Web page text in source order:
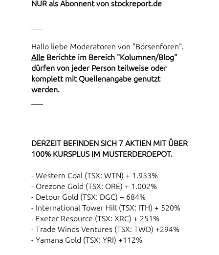
NUR als Abonnent von stockreport.de
Hallo liebe Moderatoren von "Börsenforen".
Alle Berichte im Bereich "Kolumnen/Blog"
dürfen von jeder Person teilweise oder
komplett mit Quellenangabe genutzt
werden.
DERZEIT BEFINDEN SICH 7 AKTIEN MIT ÜBER
100% KURSPLUS IM MUSTERDERDEPOT.
- Western Coal (TSX: WTN) + 1.953%
- Orezone Gold (TSX: ORE) + 1.002%
- Detour Gold (TSX: DGC) + 684%
- International Tower Hill (TSX: ITH) + 520%
- Exeter Resource (TSX: XRC) + 251%
- Trade Winds Ventures (TSX: TWD) +294%
- Yamana Gold (TSX: YRI) +112%